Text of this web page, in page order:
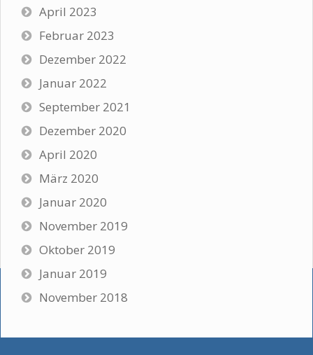
April 2023
Februar 2023
Dezember 2022
Januar 2022
September 2021
Dezember 2020
April 2020
März 2020
Januar 2020
November 2019
Oktober 2019
Januar 2019
November 2018